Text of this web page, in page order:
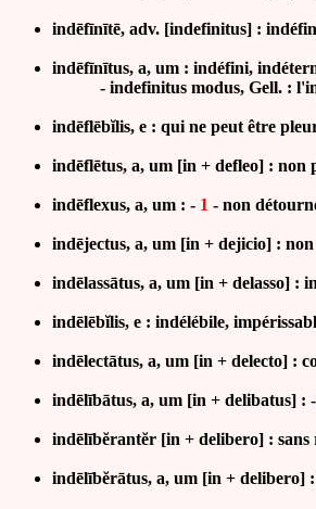
indēfīnītē, adv. [indefinitus] :
indēfīnītus, a, um : indéfini,
- indefinitus modus, Gell. :
indēflēbĭlis, e : qui ne peut être
indēflētus, a, um [in + defleo] : non
indēflexus, a, um : - 1 - non
indējectus, a, um [in + dejicio] :
indēlassātus, a, um [in + delasso] :
indēlēbĭlis, e : indélébile,
indēlectātus, a, um [in + delecto] :
indēlībātus, a, um [in + delibatus] : -
indēlībĕrantĕr [in + delibero] : sans
indēlībĕrātus, a, um [in + delibero] :